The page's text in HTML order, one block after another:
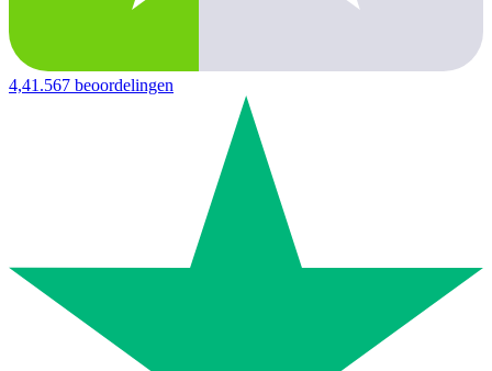
4,41.567 beoordelingen